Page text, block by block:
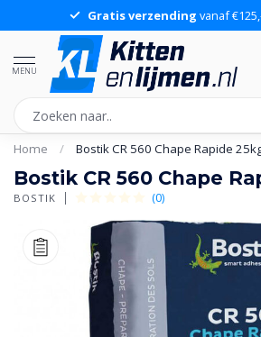
Gratis verzending vanaf
MENU
Home / Bostik CR 560 Chape Rapide
Bostik CR 560 Chape
BOSTIK (0)